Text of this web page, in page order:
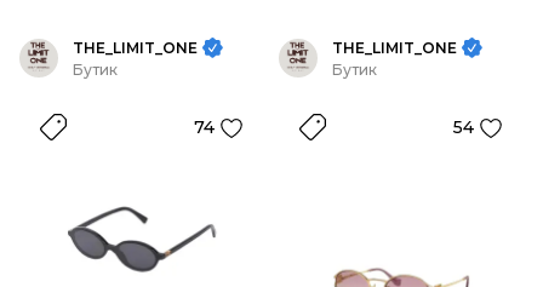
THE_LIMIT_ONE
Бутик
74
THE_LIMIT_ONE
Бутик
54